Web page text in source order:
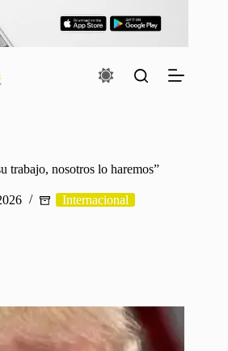
trabajo, nosotros lo haremos”
Internacional